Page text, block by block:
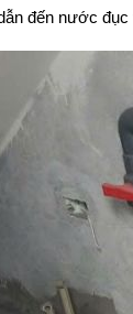
đến nước